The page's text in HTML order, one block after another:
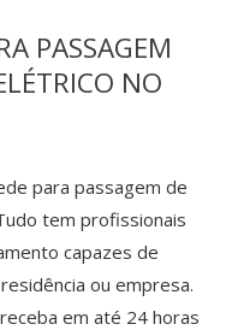
PASSAGEM
NO
para passagem de
tem profissionais
capazes de
ou empresa.
em até 24 horas